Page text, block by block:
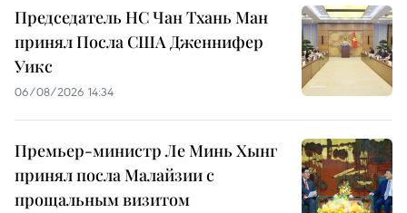
Председатель НС Чан Тхань Ман
принял Посла США Дженнифер
Уикс
06/08/2026 14:34
Премьер-министр Ле Минь Хынг
принял посла Малайзии с
прощальным визитом